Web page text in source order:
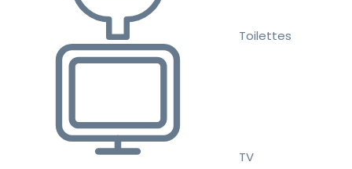
Toilettes
TV